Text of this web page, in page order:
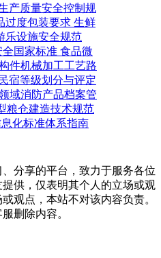
产质量安全控制规
过度包装要求 生鲜
乐设施安全规范
全国家标准 食品微
件机械加工工艺路
宿等级划分与评定
域消防产品档案管
粮仓建造技术规范
息化标准体系指南
分享的平台，致力于服务各位
供，仅表明其个人的立场或观
观点，本站不对该内容负责。
删除内容。